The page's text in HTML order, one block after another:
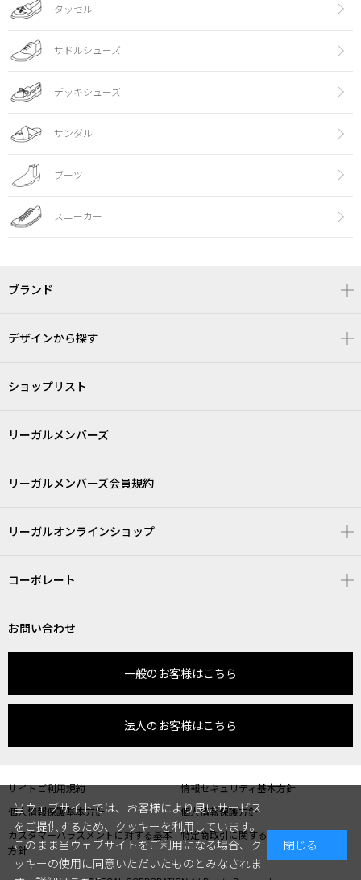
タッセル
サドルシューズ
デッキシューズ
サンダル
ブーツ
スニーカー
ブランド
デザインから探す
ショップリスト
リーガルメンバーズ
リーガルメンバーズ会員規約
リーガルオンラインショップ
コーポレート
お問い合わせ
一般のお客様はこちら
法人のお客様はこちら
サイトご利用規約
情報セキュリティ基本方針
個人情報保護基本方針
個人情報保護方針
カスタマーハラスメントに対する基本
方針
特定商取引に関する表記
当ウェブサイトでは、お客様により良いサービス
をご提供するため、クッキーを利用しています。
このまま当ウェブサイトをご利用になる場合、ク
ッキーの使用に同意いただいたものとみなされま
閉じる